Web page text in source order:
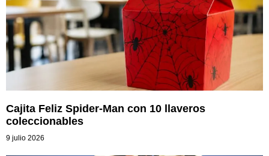
Cajita Feliz Spider-Man con 10 llaveros
coleccionables
9 julio 2026